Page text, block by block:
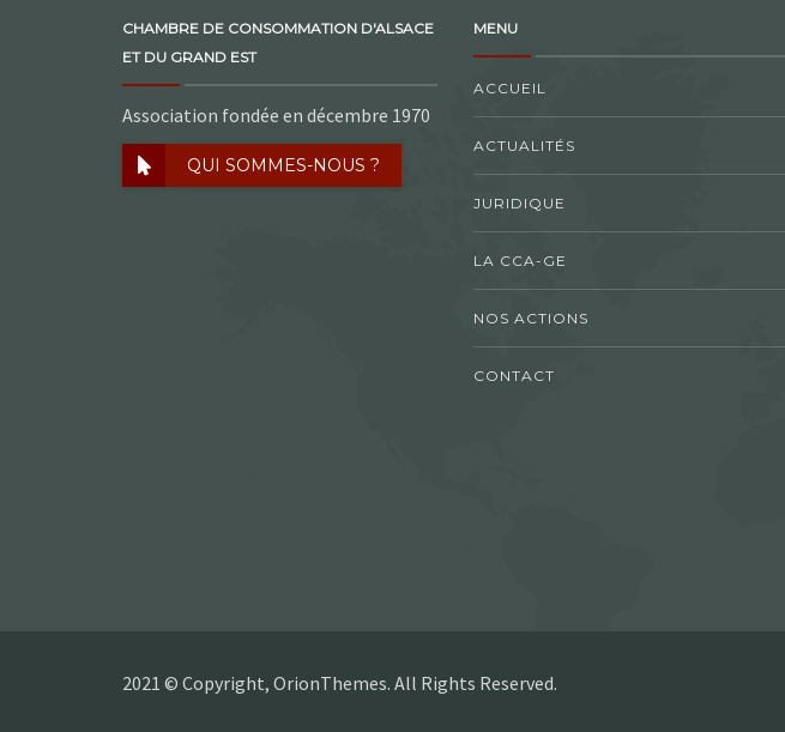
CHAMBRE DE CONSOMMATION D'ALSACE
ET DU GRAND EST
Association fondée en décembre 1970
QUI SOMMES-NOUS ?
MENU
ACCUEIL
ACTUALITÉS
JURIDIQUE
LA CCA-GE
NOS ACTIONS
CONTACT
2021 © Copyright, OrionThemes. All Rights Reserved.